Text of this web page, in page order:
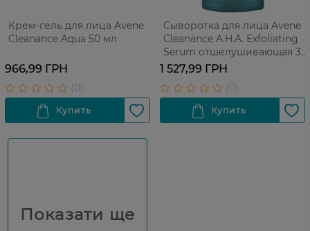
Крем-гель для лица Avene
Cleanance Aqua 50 мл
966,99 ГРН
Сыворотка для лица Avene
Cleanance A.H.A. Exfoliating
Serum отшелушивающая 30
мл
1 527,99 ГРН
Показати ще